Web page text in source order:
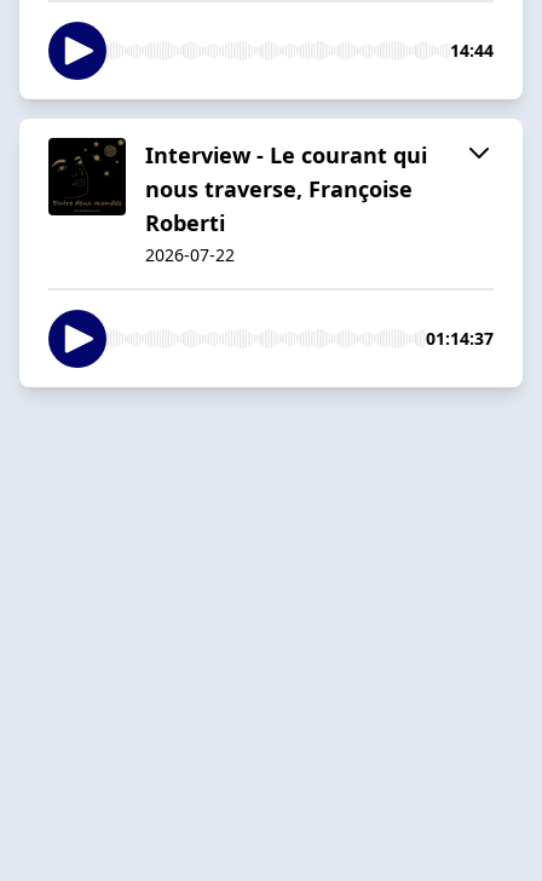
14:44
Interview - Le courant qui
nous traverse, Françoise
Roberti
2026-07-22
01:14:37